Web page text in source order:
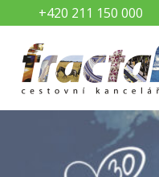
+420 211 150 000